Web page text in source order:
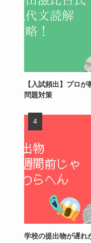
【入試頻出】プロ
問題対策
学校の提出物が遅れ